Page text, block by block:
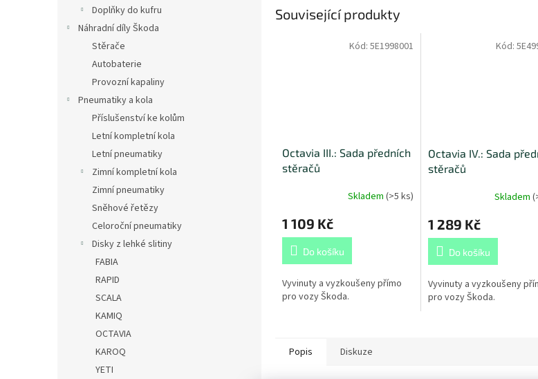
Doplňky do kufru
Náhradní díly Škoda
Stěrače
Autobaterie
Provozní kapaliny
Pneumatiky a kola
Příslušenství ke kolům
Letní kompletní kola
Letní pneumatiky
Zimní kompletní kola
Zimní pneumatiky
Sněhové řetězy
Celoroční pneumatiky
Disky z lehké slitiny
FABIA
RAPID
SCALA
KAMIQ
OCTAVIA
KAROQ
YETI
Související produkty
Octavia III.: Sada předních
stěračů
Skladem (>5 ks)
1 109 Kč
Do košíku
Vyvinuty a vyzkoušeny přímo
pro vozy Škoda.
Kód: 5E1998001
Octavia IV.: Sada
stěračů
Skladem (
1 289 Kč
Do košíku
Vyvinuty a vyzkoušeny
pro vozy Škoda.
Kód:
Popis Diskuze